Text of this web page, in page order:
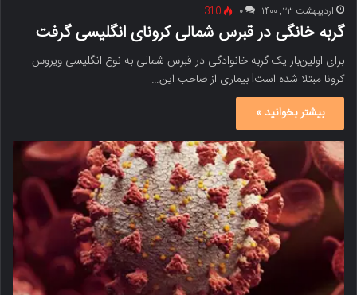
اردیبهشت ۲۳, ۱۴۰۰ ۰ 310
گربه خانگی در قبرس شمالی کرونای انگلیسی گرفت
برای اولین‌بار یک گربه خانوادگی در قبرس شمالی به نوع انگلیسی ویروس
کرونا مبتلا شده است! بیماری از صاحب این…
بیشتر بخوانید »